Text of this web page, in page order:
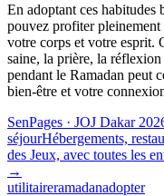
En adoptant ces habitudes
pouvez profiter pleinement
votre corps et votre esprit.
saine, la prière, la
pendant le Ramadan peut
bien-être et votre
SenPages · JOJ Dakar
séjourHébergements,
des Jeux, avec toutes les
→
utilitaireramadanadopter